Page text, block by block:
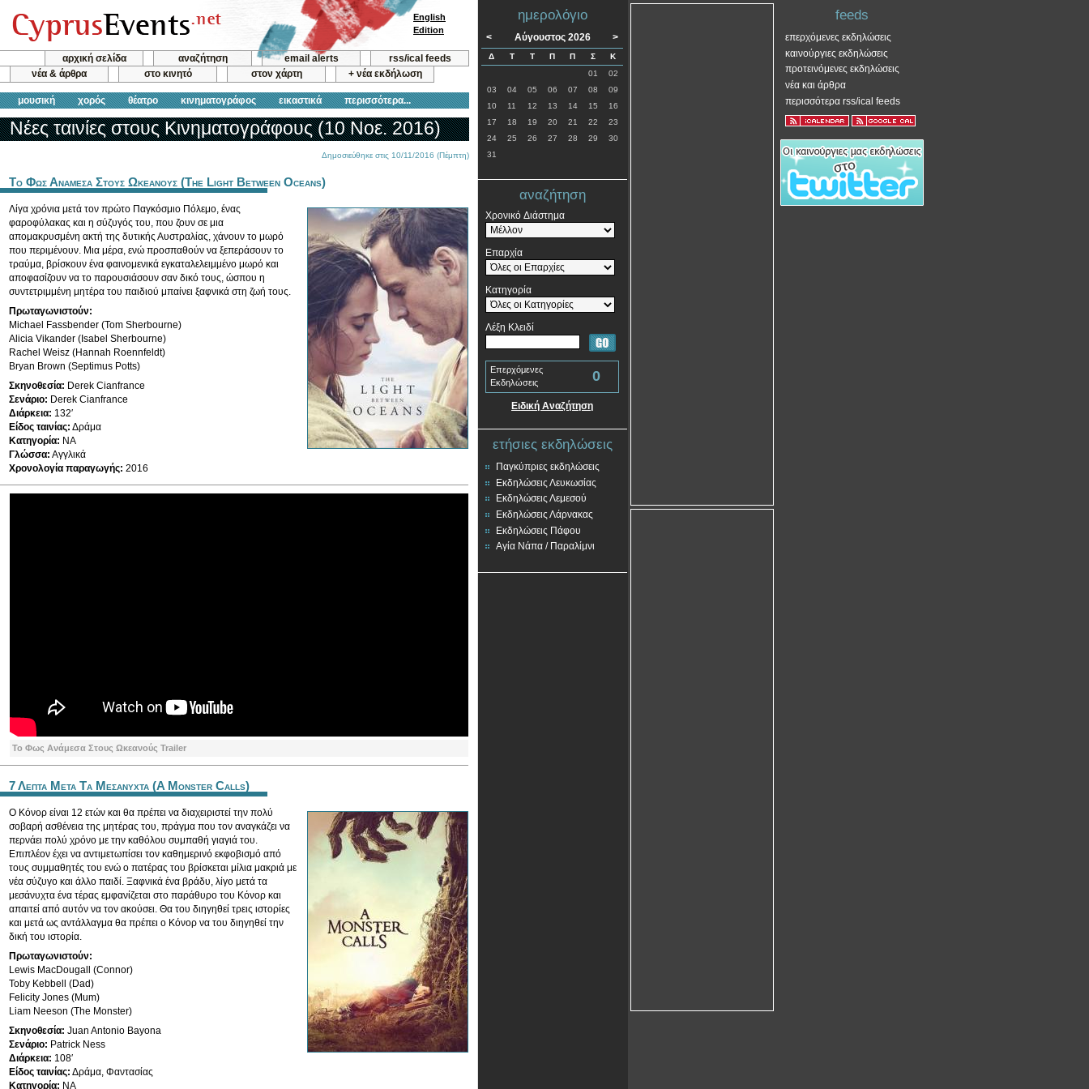
αρχική σελίδα αναζήτηση email alerts
rss/ical feeds
νέα & άρθρα
στο κινητό στον χάρτη + νέα εκδήλωση
μουσική χορός θέατρο κινηματογράφος εικαστικά περισσότερα...
English
Edition
Νέες ταινίες στους Κινηματογράφους (10 Νοε. 2016)
Δημοσιεύθηκε στις 10/11/2016 (Πέμπτη)
Το Φως Αναμεσα Στους Ωκεανους (The Light Between Oceans)
Λίγα χρόνια μετά τον πρώτο Παγκόσμιο Πόλεμο, ένας
φαροφύλακας και η σύζυγός του, που ζουν σε μια
απομακρυσμένη ακτή της δυτικής Αυστραλίας, χάνουν το μωρό
που περιμένουν. Μια μέρα, ενώ προσπαθούν να ξεπεράσουν το
τραύμα, βρίσκουν ένα φαινομενικά εγκαταλελειμμένο μωρό και
αποφασίζουν να το παρουσιάσουν σαν δικό τους, ώσπου η
συντετριμμένη μητέρα του παιδιού μπαίνει ξαφνικά στη ζωή τους.
Πρωταγωνιστούν:
Michael Fassbender (Tom Sherbourne)
Alicia Vikander (Isabel Sherbourne)
Rachel Weisz (Hannah Roennfeldt)
Bryan Brown (Septimus Potts)
Σκηνοθεσία: Derek Cianfrance
Σενάριο: Derek Cianfrance
Διάρκεια: 132′
Είδος ταινίας: Δράμα
Κατηγορία: ΝΑ
Γλώσσα: Αγγλικά
Χρονολογία παραγωγής: 2016
Το Φως Ανάμεσα Στους Ωκεανούς Trailer
7 Λεπτα Μετα Τα Μεσανυχτα (A Monster Calls)
Ο Κόνορ είναι 12 ετών και θα πρέπει να διαχειριστεί την πολύ
σοβαρή ασθένεια της μητέρας του, πράγμα που τον αναγκάζει να
περνάει πολύ χρόνο με την καθόλου συμπαθή γιαγιά του.
Επιπλέον έχει να αντιμετωπίσει τον καθημερινό εκφοβισμό από
τους συμμαθητές του ενώ ο πατέρας του βρίσκεται μίλια μακριά με
νέα σύζυγο και άλλο παιδί. Ξαφνικά ένα βράδυ, λίγο μετά τα
μεσάνυχτα ένα τέρας εμφανίζεται στο παράθυρο του Κόνορ και
απαιτεί από αυτόν να τον ακούσει. Θα του διηγηθεί τρεις ιστορίες
και μετά ως αντάλλαγμα θα πρέπει ο Κόνορ να του διηγηθεί την
δική του ιστορία.
Πρωταγωνιστούν:
Lewis MacDougall (Connor)
Toby Kebbell (Dad)
Felicity Jones (Mum)
Liam Neeson (The Monster)
Σκηνοθεσία: Juan Antonio Bayona
Σενάριο: Patrick Ness
Διάρκεια: 108′
Είδος ταινίας: Δράμα, Φαντασίας
Κατηγορία: ΝΑ
ημερολόγιο
< Αύγουστος 2026 >
Δ Τ Τ Π Π Σ
Κ
01
02
03
04 05 06 07 08
09
10
11 12 13 14 15
16
17
18 19 20 21 22
23
24
25 26 27 28 29
30
31
αναζήτηση
Χρονικό Διάστημα
Επαρχία
Κατηγορία
Λέξη Κλειδί
Επερχόμενες
Εκδηλώσεις
0
Ειδική Αναζήτηση
ετήσιες εκδηλώσεις
Παγκύπριες εκδηλώσεις
Εκδηλώσεις Λευκωσίας
Εκδηλώσεις Λεμεσού
Εκδηλώσεις Λάρνακας
Εκδηλώσεις Πάφου
Αγία Νάπα / Παραλίμνι
feeds
επερχόμενες εκδηλώσεις
καινούργιες εκδηλώσεις
προτεινόμενες εκδηλώσεις
νέα και άρθρα
περισσότερα rss/ical feeds